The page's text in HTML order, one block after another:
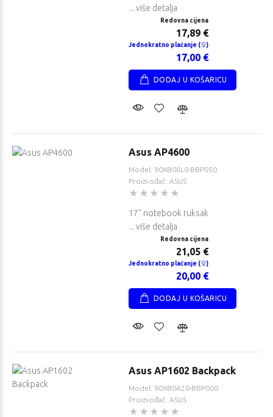
... više detalja
Redovna cijena
17,89 €
Jednokratno plaćanje ( )
17,00 €
DODAJ U KOŠARICU
Asus AP4600
Model: 90XB08L0-BBP050
Proizvođač: ASUS
17" notebook ruksak
... više detalja
Redovna cijena
21,05 €
Jednokratno plaćanje ( )
20,00 €
DODAJ U KOŠARICU
Asus AP1602 Backpack
Model: 90XB0A20-BBP000
Proizvođač: ASUS